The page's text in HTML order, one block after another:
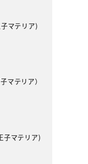
マテリア)
マテリア）
子マテリア)